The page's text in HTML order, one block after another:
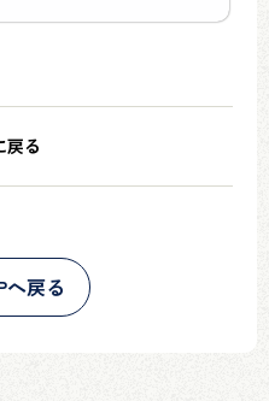
戻る
へ戻る